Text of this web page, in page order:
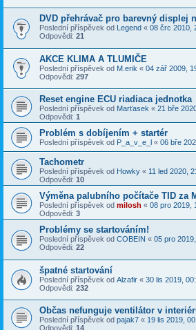
DVD přehrávač pro barevný displej
Poslední příspěvek od Legend « 08 črc 2010,
Odpovědi: 21
AKCE KLIMA A TLUMIČE
Poslední příspěvek od M.erik « 04 zář 2009,
Odpovědi: 297
Reset engine ECU riadiaca jednotka
Poslední příspěvek od Marťasek « 21 bře
Odpovědi: 1
Problém s dobíjením + startér
Poslední příspěvek od P_a_v_e_l « 06 bře
Tachometr
Poslední příspěvek od Howky « 11 led 2020,
Odpovědi: 10
Výměna palubního počítače TID za
Poslední příspěvek od milosh « 08 pro 2019,
Odpovědi: 3
Problémy se startováním!
Poslední příspěvek od COBEIN « 05 pro
Odpovědi: 22
špatné startování
Poslední příspěvek od Alzafir « 30 lis 2019,
Odpovědi: 232
Občas nefunguje ventilátor v
Poslední příspěvek od pajak7 « 19 lis 2019,
Odpovědi: 14